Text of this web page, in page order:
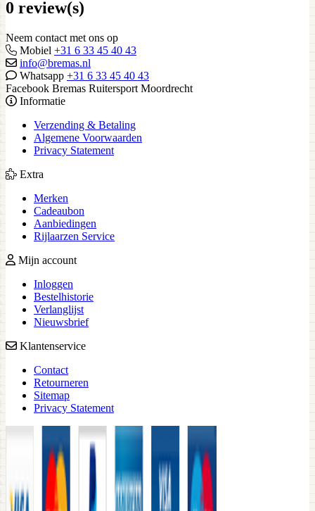
0 review(s)
Neem contact met ons op
Mobiel +31 6 33 45 40 43
info@bremas.nl
Whatsapp +31 6 33 45 40 43
Facebook Bremas Ruitersport Moordrecht
Informatie
Verzending & Betaling
Algemene Voorwaarden
Privacy Statement
Extra
Merken
Cadeaubon
Aanbiedingen
Rijlaarzen Service
Mijn account
Inloggen
Bestelhistorie
Verlanglijst
Nieuwsbrief
Klantenservice
Contact
Retourneren
Sitemap
Privacy Statement